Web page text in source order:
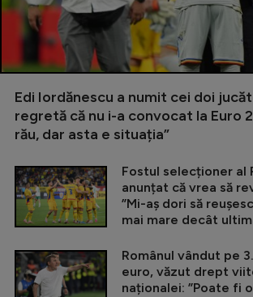
Edi Iordănescu a numit cei doi
regretă că nu i-a convocat la Euro
rău, dar asta e situația”
Fostul selecționer al
anunțat că vrea să
”Mi-aș dori să
mai mare decât
Românul vândut pe
euro, văzut drept
naționalei: ”Poate fi